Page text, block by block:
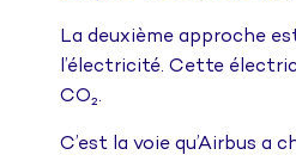
La deuxième approche
l’électricité. Cette
CO₂.
C’est la voie qu’Airbus